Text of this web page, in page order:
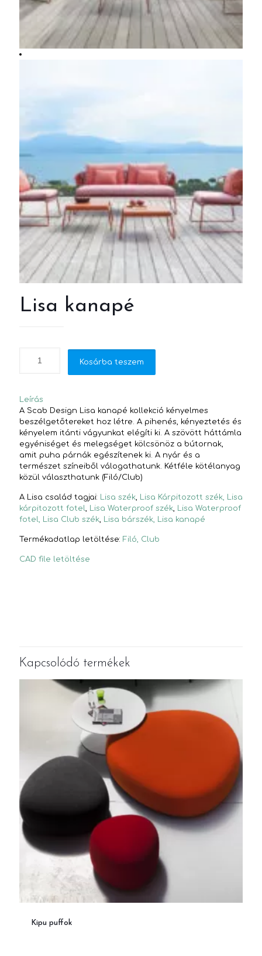
Lisa kanapé
Kosárba teszem
Leírás
A Scab Design Lisa kanapé kollekció kényelmes
beszélgetőtereket hoz létre. A pihenés, kényeztetés és
kényelem itánti vágyunkat elégíti ki. A szövött háttámla
egyéniséget és melegséget kölcsönöz a bútornak,
amit puha párnák egészítenek ki. A nyár és a
természet színeiből válogathatunk. Kétféle kötélanyag
közül választhatunk (Filó/Club)
A Lisa család tagjai: Lisa szék Lisa Kárpitozott szék, Lisa
kárpitozott fotel
Lisa Waterproof szék Lisa Waterproof
fotel,
Lisa Club szék Lisa bárszék, Lisa kanapé
Termékadatlap letöltése: Filó, Club
CAD file letöltése
Kapcsolódó termékek
Kipu puffok